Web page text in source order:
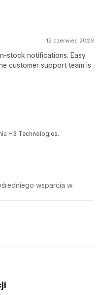
12 czerwiec 2026
stock notifications. Easy
customer support team is
H3 Technologies.
wsparcia w